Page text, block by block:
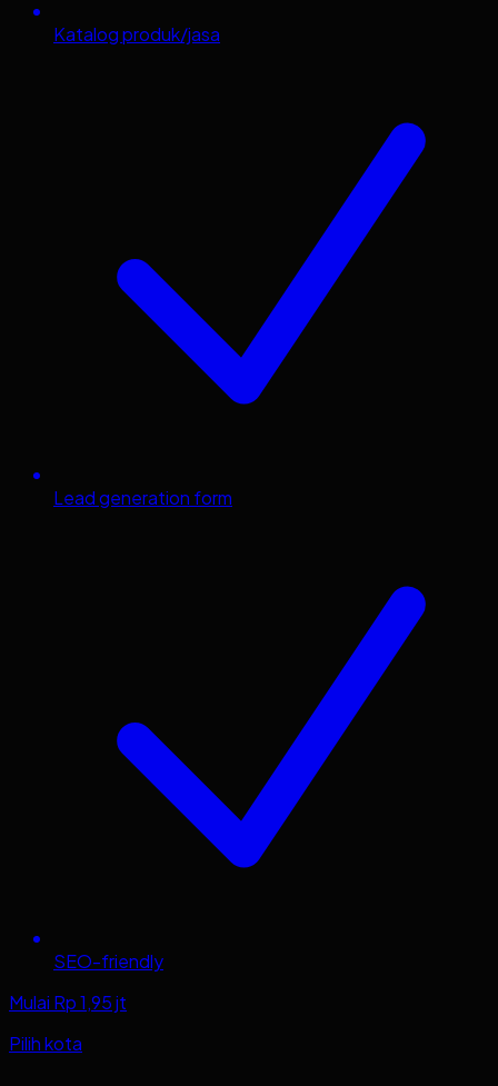
Katalog produk/jasa
Lead generation form
SEO-friendly
Mulai Rp 1,95 jt
Pilih kota